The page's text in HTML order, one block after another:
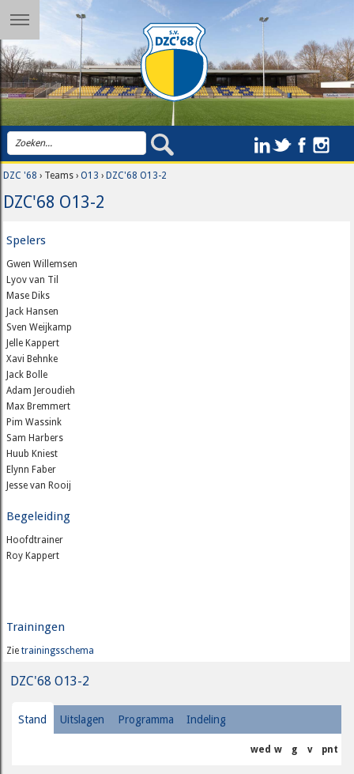
DZC '68 › Teams ›O13 ›DZC'68 O13-2
DZC'68 O13-2
Spelers
Gwen Willemsen
Lyov van Til
Mase Diks
Jack Hansen
Sven Weijkamp
Jelle Kappert
Xavi Behnke
Jack Bolle
Adam Jeroudieh
Max Bremmert
Pim Wassink
Sam Harbers
Huub Kniest
Elynn Faber
Jesse van Rooij
Begeleiding
Hoofdtrainer
Roy Kappert
Trainingen
Zietrainingsschema
DZC'68 O13-2
Stand Uitslagen Programma Indeling
wed w g v pnt